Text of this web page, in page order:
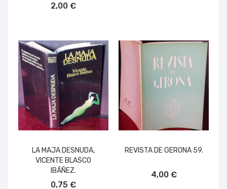
2,00 €
LA MAJA DESNUDA,
VICENTE BLASCO
IBÁÑEZ.
0,75 €
REVISTA DE GERONA 59.
4,00 €